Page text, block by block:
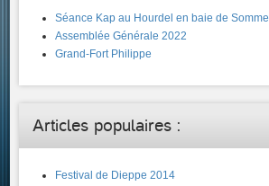
Séance Kap au Hourdel en baie de Somme
Assemblée Générale 2022
Grand-Fort Philippe
Articles populaires :
Festival de Dieppe 2014